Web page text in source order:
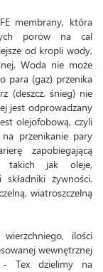
membrany, która
porów na cal
od kropli wody,
Woda nie może
para (gaz) przenika
(deszcz, śnieg) nie
jest odprowadzany
olejofobową, czyli
na przenikanie pary
zapobiegającą
takich jak oleje,
żywności.
wiatroszczelną
ilości
wewnętrznej
- Tex dzielimy na